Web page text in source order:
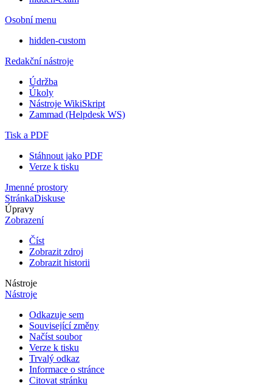
Osobní menu
hidden-custom
Redakční nástroje
Údržba
Úkoly
Nástroje WikiSkript
Zammad (Helpdesk WS)
Tisk a PDF
Stáhnout jako PDF
Verze k tisku
Jmenné prostory
StránkaDiskuse
Úpravy
Zobrazení
Číst
Zobrazit zdroj
Zobrazit historii
Nástroje
Nástroje
Odkazuje sem
Související změny
Načíst soubor
Verze k tisku
Trvalý odkaz
Informace o stránce
Citovat stránku